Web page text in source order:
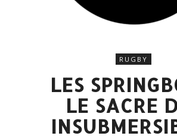
RUGBY
LES
LE SACRE